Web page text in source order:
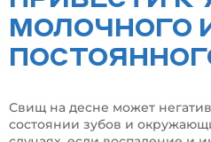
МОЛОЧНОГО
Свищ на десне может
состоянии зубов и